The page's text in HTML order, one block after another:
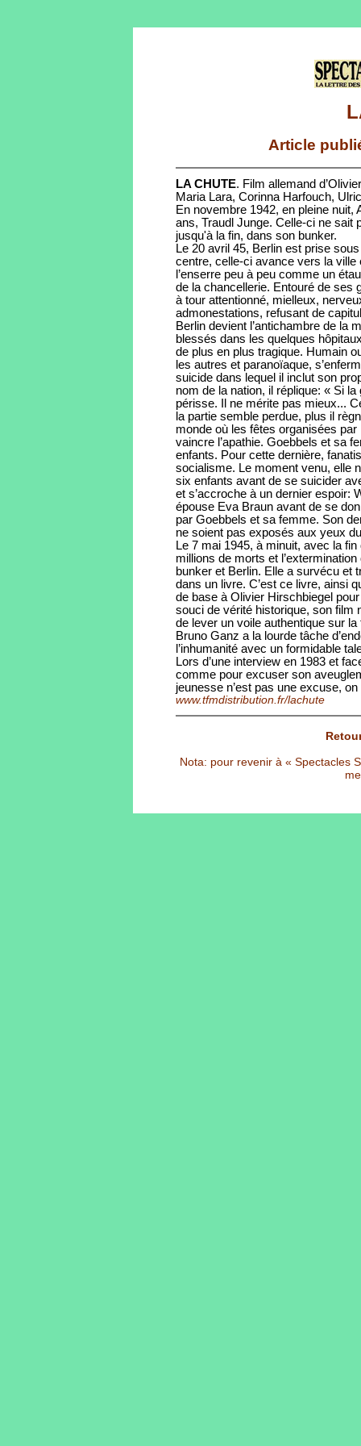
Article
LA CHUTE. Film allemand
Maria Lara, Corinna Harfouch,
En novembre 1942, en pleine
ans, Traudl Junge. Celle-ci ne sait
jusqu'à la fin, dans son bunker.
Le 20 avril 45, Berlin est prise
centre, celle-ci avance vers la ville
l’enserre peu à peu comme un
de la chancellerie. Entouré de ses
à tour attentionné, mielleux,
admonestations, refusant de
Berlin devient l’antichambre de la
blessés dans les quelques
de plus en plus tragique. Humain
les autres et paranoïaque,
suicide dans lequel il inclut son
nom de la nation, il réplique: « Si
périsse. Il ne mérite pas mieux...
la partie semble perdue, plus il
monde où les fêtes organisées par
vaincre l’apathie. Goebbels et sa
enfants. Pour cette dernière,
socialisme. Le moment venu, elle
six enfants avant de se suicider
et s’accroche à un dernier espoir:
épouse Eva Braun avant de se
par Goebbels et sa femme. Son
ne soient pas exposés aux yeux
Le 7 mai 1945, à minuit, avec la
millions de morts et
bunker et Berlin. Elle a survécu et
dans un livre. C’est ce livre, ainsi
de base à Olivier Hirschbiegel
souci de vérité historique, son film
de lever un voile authentique sur la
Bruno Ganz a la lourde tâche
l’inhumanité avec un formidable
Lors d’une interview en 1983 et
comme pour excuser son
jeunesse n’est pas une excuse,
www.tfmdistribution.fr/lachute
Nota: pour revenir à « Spectacles